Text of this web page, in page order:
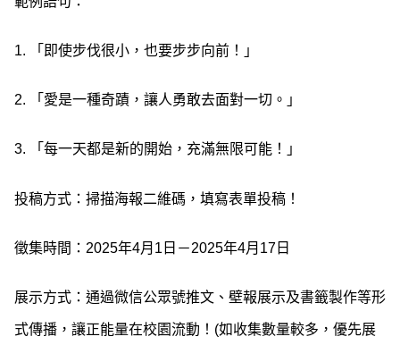
1. 「即使步伐很小，也要步步向前！」
2. 「愛是一種奇蹟，讓人勇敢去面對一切。」
3. 「每一天都是新的開始，充滿無限可能！」
投稿方式：掃描海報二維碼，填寫表單投稿！
徵集時間：2025年4月1日－2025年4月17日
展示方式：通過微信公眾號推文、壁報展示及書籤製作等形
式傳播，讓正能量在校園流動！(如收集數量較多，優先展